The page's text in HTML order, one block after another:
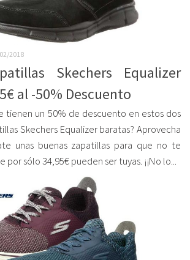
2018
Skechers Equalizer
al -50% Descuento
tienen un 50% de descuento en estos dos
Skechers Equalizer baratas? Aprovecha
unas buenas zapatillas para que no te
por sólo 34,95€ pueden ser tuyas. ¡¡No lo...